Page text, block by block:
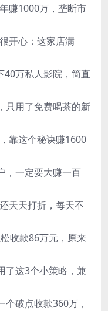
赚1000万，垄断市
开心：这家店满
万私人影院，简直
只用了免费喝茶的新
靠这个秘诀赚1600
，一定要大赚一百
天天打折，每天不
收款86万元，原来
了这3个小策略，兼
破点收款360万，